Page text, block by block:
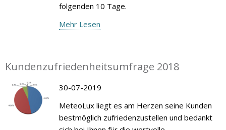
folgenden 10 Tage.
Mehr Lesen
Kundenzufriedenheitsumfrage 2018
30-07-2019
MeteoLux liegt es am Herzen seine Kunden
bestmöglich zufriedenzustellen und bedankt